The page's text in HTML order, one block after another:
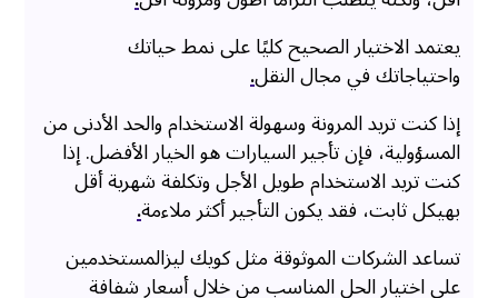
يعتمد الاختيار الصحيح كليًا على نمط حياتك
واحتياجاتك في مجال النقل.
إذا كنت تريد المرونة وسهولة الاستخدام والحد الأدنى من
المسؤولية، فإن تأجير السيارات هو الخيار الأفضل. إذا
كنت تريد الاستخدام طويل الأجل وتكلفة شهرية أقل
بهيكل ثابت، فقد يكون التأجير أكثر ملاءمة.
تساعد الشركات الموثوقة مثل كويك ليزالمستخدمين
على اختيار الحل المناسب من خلال أسعار شفافة